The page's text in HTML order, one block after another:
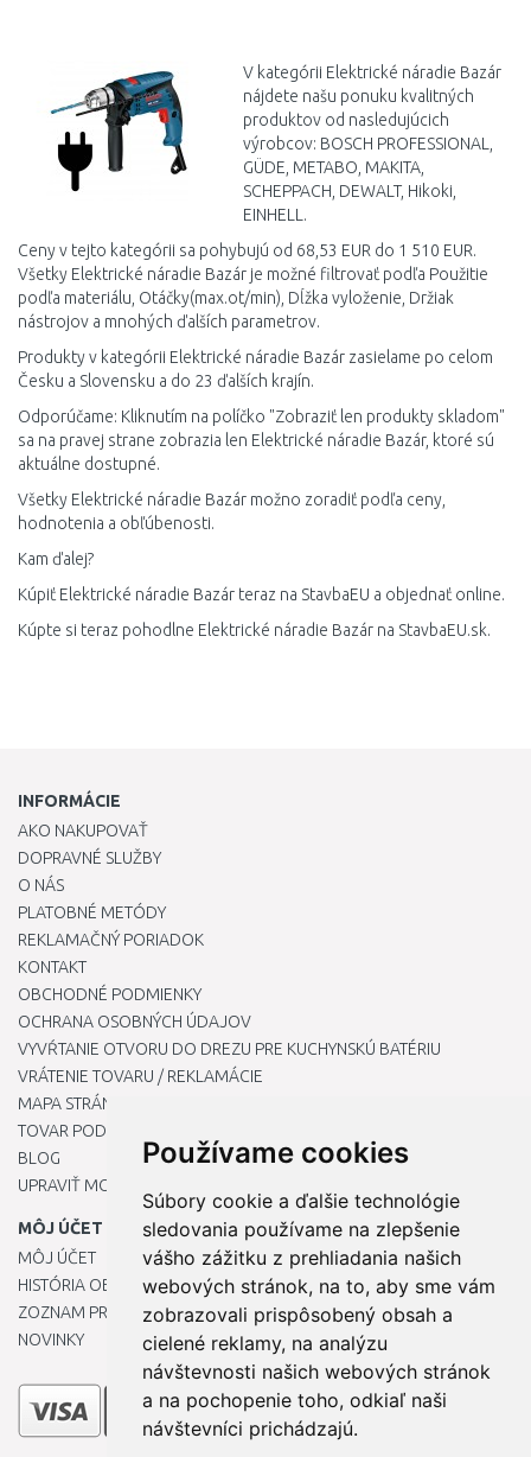
Používame cookies
Súbory cookie a ďalšie technológie
sledovania používame na zlepšenie
vášho zážitku z prehliadania našich
webových stránok, na to, aby sme vám
zobrazovali prispôsobený obsah a
cielené reklamy, na analýzu
návštevnosti našich webových stránok
a na pochopenie toho, odkiaľ naši
návštevníci prichádzajú.
V kategórii Elektrické náradie Bazár
nájdete našu ponuku kvalitných
produktov od nasledujúcich
výrobcov: BOSCH PROFESSIONAL,
GÜDE, METABO, MAKITA,
SCHEPPACH, DEWALT, Hikoki,
EINHELL.
Ceny v tejto kategórii sa pohybujú od 68,53 EUR do 1 510 EUR.
Všetky Elektrické náradie Bazár je možné filtrovať podľa Použitie
podľa materiálu, Otáčky(max.ot/min), Dĺžka vyloženie, Držiak
nástrojov a mnohých ďalších parametrov.
Produkty v kategórii Elektrické náradie Bazár zasielame po celom
Česku a Slovensku a do 23 ďalších krajín.
Odporúčame: Kliknutím na políčko "Zobraziť len produkty skladom"
sa na pravej strane zobrazia len Elektrické náradie Bazár, ktoré sú
aktuálne dostupné.
Všetky Elektrické náradie Bazár možno zoradiť podľa ceny,
hodnotenia a obľúbenosti.
Kam ďalej?
Kúpiť Elektrické náradie Bazár teraz na StavbaEU a objednať online.
Kúpte si teraz pohodlne Elektrické náradie Bazár na StavbaEU.sk.
INFORMÁCIE
AKO NAKUPOVAŤ
DOPRAVNÉ SLUŽBY
O NÁS
PLATOBNÉ METÓDY
REKLAMAČNÝ PORIADOK
KONTAKT
OBCHODNÉ PODMIENKY
OCHRANA OSOBNÝCH ÚDAJOV
VYVŔTANIE OTVORU DO DREZU PRE KUCHYNSKÚ BATÉRIU
VRÁTENIE TOVARU / REKLAMÁCIE
MAPA STRÁNOK
TOVAR PODĽA ZNAČIEK
BLOG
UPRAVIŤ MOJE PREDVOĽBY COOKIES
MÔJ ÚČET
MÔJ ÚČET
HISTÓRIA OBJEDNÁVOK
ZOZNAM PRIANÍ
NOVINKY